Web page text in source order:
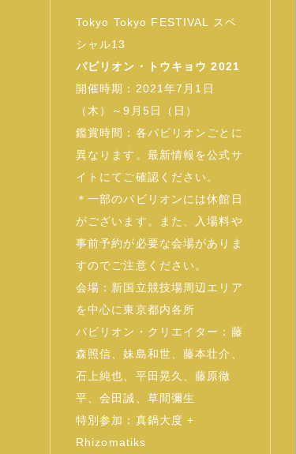
Tokyo Tokyo FESTIVAL スペ
シャル13
パビリオン・トウキョウ 2021
開催時期：2021年7月1日
（木）～9月5日（日）
鑑賞時間：各パビリオンごとに
異なります。最新情報を公式サ
イトにてご確認ください。
＊一部のパビリオンには休館日
がございます。また、入場料や
事前予約が必要な会場がありま
すのでご注意ください。
会場：新国立競技場周辺エリア
を中心に東京都内各所
パビリオン・クリエイター：藤
森照信、妹島和世、藤本壮介、
石上純也、平田晃久、藤原徹
平、会田誠、草間彌生
特別参加：真鍋大度 +
Rhizomatiks